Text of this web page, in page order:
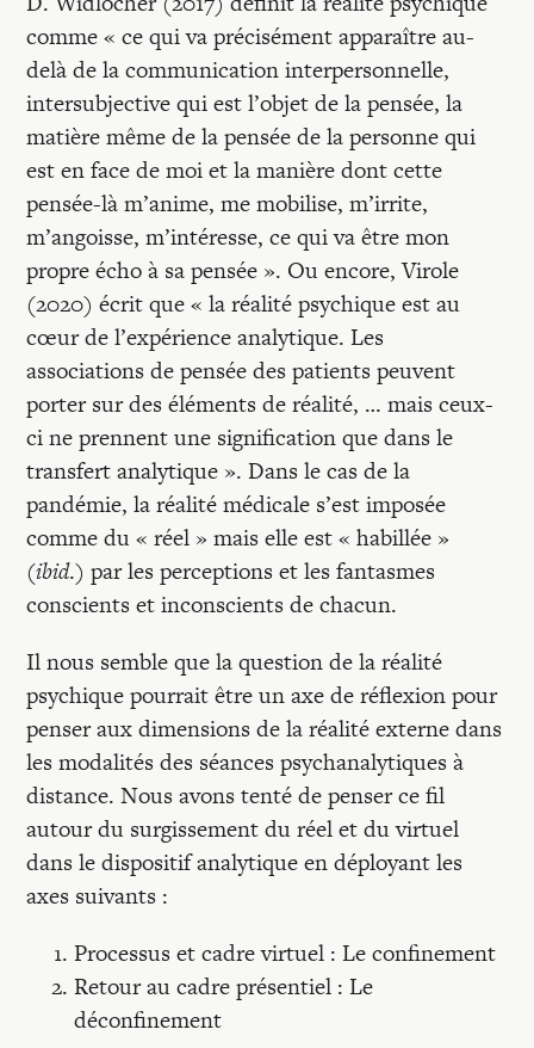
comme « ce qui va précisément apparaître au-
delà de la communication interpersonnelle,
intersubjective qui est l’objet de la pensée, la
matière même de la pensée de la personne qui
est en face de moi et la manière dont cette
pensée-là m’anime, me mobilise, m’irrite,
m’angoisse, m’intéresse, ce qui va être mon
propre écho à sa pensée ». Ou encore, Virole
(2020) écrit que « la réalité psychique est au
cœur de l’expérience analytique. Les
associations de pensée des patients peuvent
porter sur des éléments de réalité, … mais ceux-
ci ne prennent une signification que dans le
transfert analytique ». Dans le cas de la
pandémie, la réalité médicale s’est imposée
comme du « réel » mais elle est « habillée »
(ibid.) par les perceptions et les fantasmes
conscients et inconscients de chacun.
Il nous semble que la question de la réalité
psychique pourrait être un axe de réflexion pour
penser aux dimensions de la réalité externe dans
les modalités des séances psychanalytiques à
distance. Nous avons tenté de penser ce fil
autour du surgissement du réel et du virtuel
dans le dispositif analytique en déployant les
axes suivants :
Processus et cadre virtuel : Le confinement
Retour au cadre présentiel : Le
déconfinement